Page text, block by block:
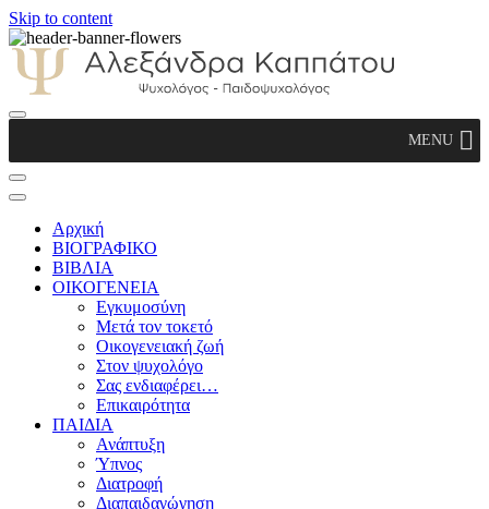
Skip to content
Παιδοψυχολόγος
MENU
Αρχική
ΒΙΟΓΡΑΦΙΚΟ
ΒΙΒΛΙΑ
ΟΙΚΟΓΕΝΕΙΑ
Εγκυμοσύνη
Μετά τον τοκετό
Οικογενειακή ζωή
Στον ψυχολόγο
Σας ενδιαφέρει…
Επικαιρότητα
ΠΑΙΔΙΑ
Ανάπτυξη
Ύπνος
Διατροφή
Διαπαιδαγώγηση